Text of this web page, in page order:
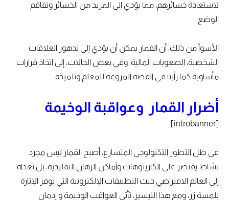
لاستعادة خسائرهم، مما يؤدي إلى المزيد من الخسائر وتفاقم
الوضع.
الأسوأ من ذلك، أن القمار يمكن أن يؤدي إلى تدهور العلاقات
الشخصية، الصعوبات المالية، وفي بعض الحالات، إلى اتخاذ قرارات
مأساوية كما رأينا في القصة المروعة للمعلم وتلميذه.
أضرار القمار وعواقبة الوخيمة
في ظل التطور التكنولوجي المتسارع، أصبح القمار ليس مجرد
نشاط يقتصر على الكازينوهات وأماكن الرهان التقليدية، بل تعداه
إلى العالم الافتراضي حيث التطبيقات الإلكترونية التي توفر الإثارة
بلمسة زر، ومع هذا التيسير، تأتي العواقب الوخيمة و إدمان